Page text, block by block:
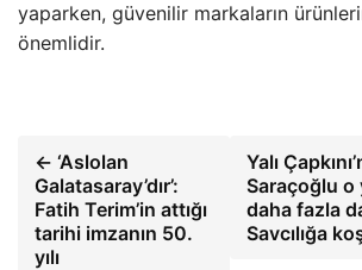
yaparken, güvenilir markaların
önemlidir.
← ‘Aslolan
Galatasaray’dır’:
Fatih Terim’in attığı
tarihi imzanın 50.
yılı
Yalı
Saraçoğlu o
daha fazla
Savcılığa